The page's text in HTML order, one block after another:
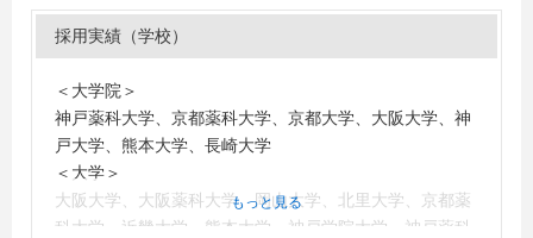
採用実績（学校）
＜大学院＞
神戸薬科大学、京都薬科大学、京都大学、大阪大学、神
戸大学、熊本大学、長崎大学
＜大学＞
大阪大学、大阪薬科大学、岡山大学、北里大学、京都薬
科大学、近畿大学、熊本大学、神戸学院大学、神戸薬科
もっと見る